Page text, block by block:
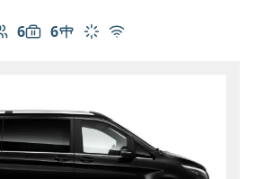
6 der Passagiere: 6
6
Gepäckkapazität: 6
Tisch im Fahrzeug
Klimaanlage
Kostenloses WLAN